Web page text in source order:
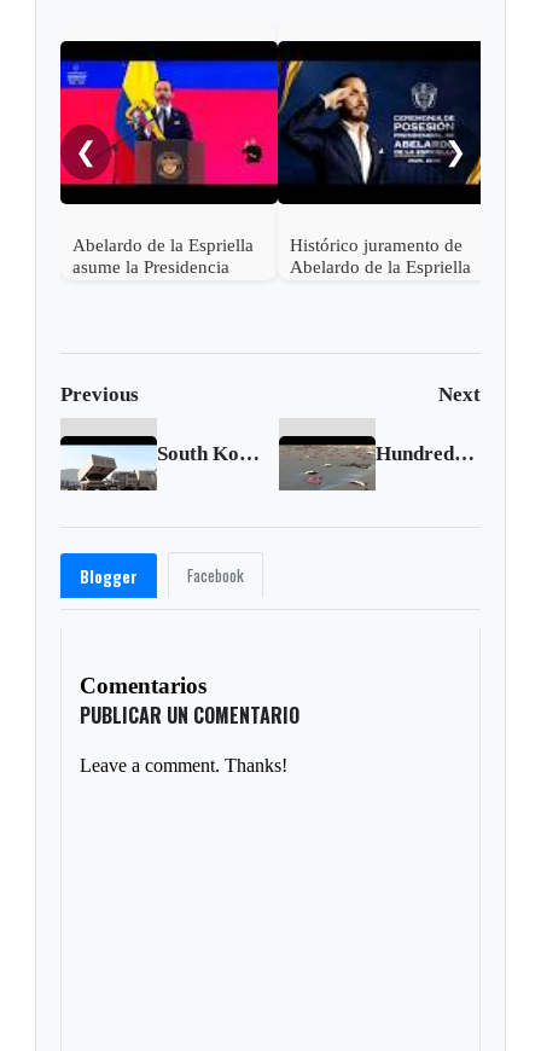
❮
Abelardo de la Espriella
asume la Presidencia
Histórico juramento de
Abelardo de la Espriella
❯
Previous Next
South Korea aims to become world's largest arms dealer Hundreds of dead birds wash up on Chilean beach
Blogger Facebook
Comentarios
PUBLICAR UN COMENTARIO
Leave a comment. Thanks!